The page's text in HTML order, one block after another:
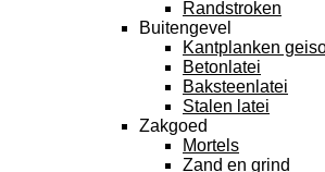
Randstroken
Buitengevel
Kantplanken
Betonlatei
Baksteenlatei
Stalen latei
Zakgoed
Mortels
Zand en grind